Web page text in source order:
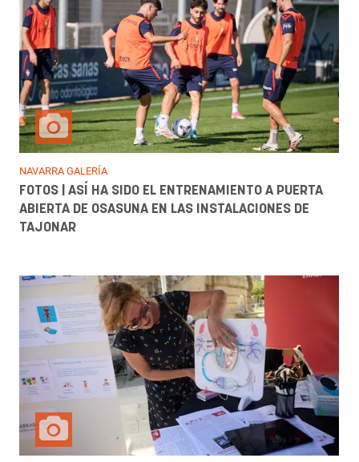
NAVARRA GALERÍA
FOTOS | ASÍ HA SIDO EL ENTRENAMIENTO A PUERTA
ABIERTA DE OSASUNA EN LAS INSTALACIONES DE
TAJONAR